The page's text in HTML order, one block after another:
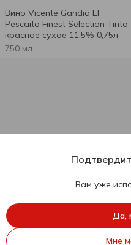
Вино Vicente Gandia El
Pescaito Finest Selection Tinto
красное сухое 11,5% 0,75л
750 мл
Укр
Вам уже
Да,
Мне